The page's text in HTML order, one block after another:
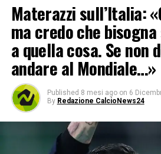
Materazzi sull’Italia:
ma credo che
a quella cosa. Se non
andare al Mondiale…»
Published 8 mesi ago on 6
By Redazione CalcioNews24